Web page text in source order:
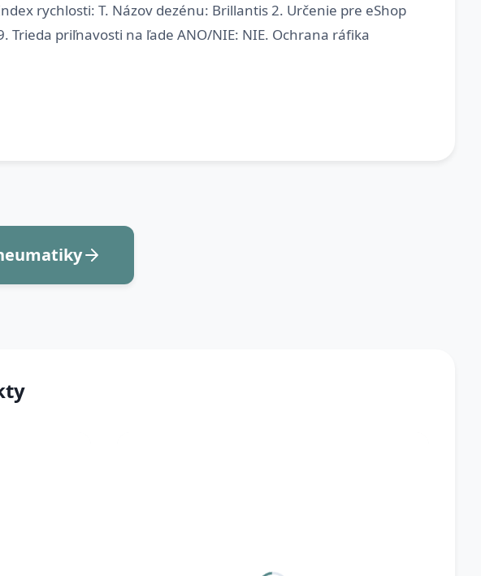
rychlosti: T. Názov dezénu: Brillantis 2. Určenie pre eShop
Trieda priľnavosti na ľade ANO/NIE: NIE. Ochrana ráfika